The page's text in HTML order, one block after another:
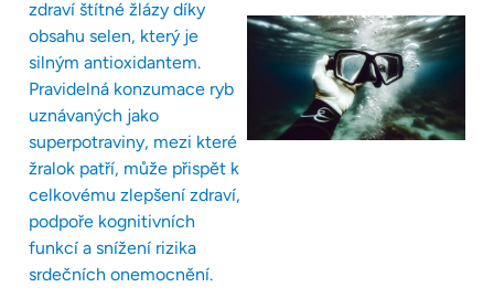
zdraví štítné žlázy díky
obsahu selen, který je
silným antioxidantem.
Pravidelná konzumace ryb
uznávaných jako
superpotraviny, mezi které
žralok patří, může přispět k
celkovému zlepšení zdraví,
podpoře kognitivních
funkcí a snížení rizika
srdečních onemocnění.